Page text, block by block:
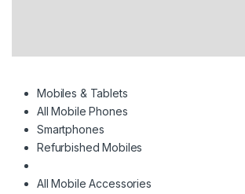
Mobiles & Tablets
All Mobile Phones
Smartphones
Refurbished Mobiles
All Mobile Accessories